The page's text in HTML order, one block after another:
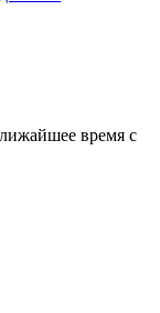
время с